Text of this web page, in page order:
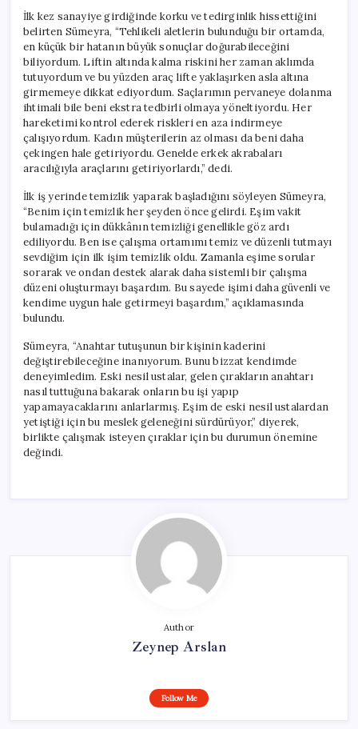
İlk kez sanayiye girdiğinde korku ve tedirginlik hissettiğini
belirten Sümeyra, “Tehlikeli aletlerin bulunduğu bir ortamda,
en küçük bir hatanın büyük sonuçlar doğurabileceğini
biliyordum. Liftin altında kalma riskini her zaman aklımda
tutuyordum ve bu yüzden araç lifte yaklaşırken asla altına
girmemeye dikkat ediyordum. Saçlarımın pervaneye dolanma
ihtimali bile beni ekstra tedbirli olmaya yöneltiyordu. Her
hareketimi kontrol ederek riskleri en aza indirmeye
çalışıyordum. Kadın müşterilerin az olması da beni daha
çekingen hale getiriyordu. Genelde erkek akrabaları
aracılığıyla araçlarını getiriyorlardı,” dedi.
İlk iş yerinde temizlik yaparak başladığını söyleyen Sümeyra,
“Benim için temizlik her şeyden önce gelirdi. Eşim vakit
bulamadığı için dükkânın temizliği genellikle göz ardı
ediliyordu. Ben ise çalışma ortamımı temiz ve düzenli tutmayı
sevdiğim için ilk işim temizlik oldu. Zamanla eşime sorular
sorarak ve ondan destek alarak daha sistemli bir çalışma
düzeni oluşturmayı başardım. Bu sayede işimi daha güvenli ve
kendime uygun hale getirmeyi başardım,” açıklamasında
bulundu.
Sümeyra, “Anahtar tutuşunun bir kişinin kaderini
değiştirebileceğine inanıyorum. Bunu bizzat kendimde
deneyimledim. Eski nesil ustalar, gelen çırakların anahtarı
nasıl tuttuğuna bakarak onların bu işi yapıp
yapamayacaklarını anlarlarmış. Eşim de eski nesil ustalardan
yetiştiği için bu meslek geleneğini sürdürüyor,” diyerek,
birlikte çalışmak isteyen çıraklar için bu durumun önemine
değindi.
Author
Zeynep Arslan
Follow Me